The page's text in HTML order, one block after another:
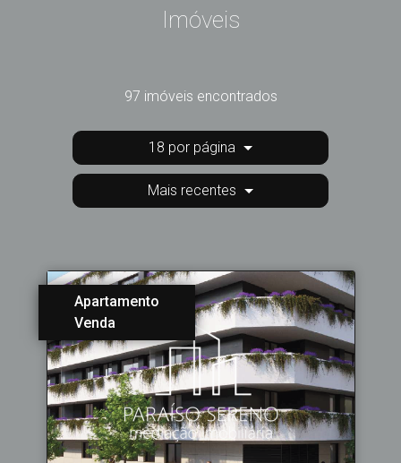
Imóveis
97 imóveis encontrados
18 por página
Mais recentes
Apartamento
Venda